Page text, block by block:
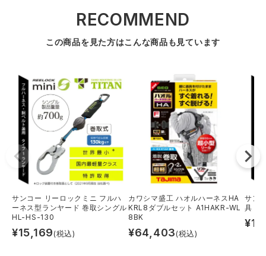
RECOMMEND
この商品を見た方はこんな商品も見ています
サンコー リーロックミニ フルハ
ーネス型ランヤード 巻取シングル
HL-HS-130
¥15,169(税込)
カワシマ盛工 ハオルハーネスHA
KRL8ダブルセット A1HAKR-WL
8BK
¥64,403(税込)
サン
具 巻
¥